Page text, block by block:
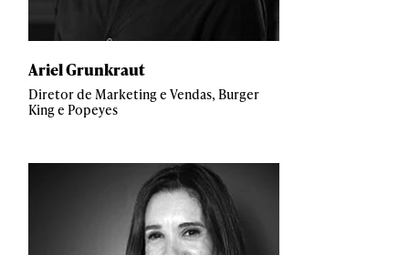
Ariel Grunkraut
Diretor de Marketing e Vendas, Burger
King e Popeyes